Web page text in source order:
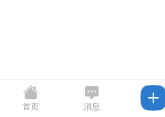
首页 消息